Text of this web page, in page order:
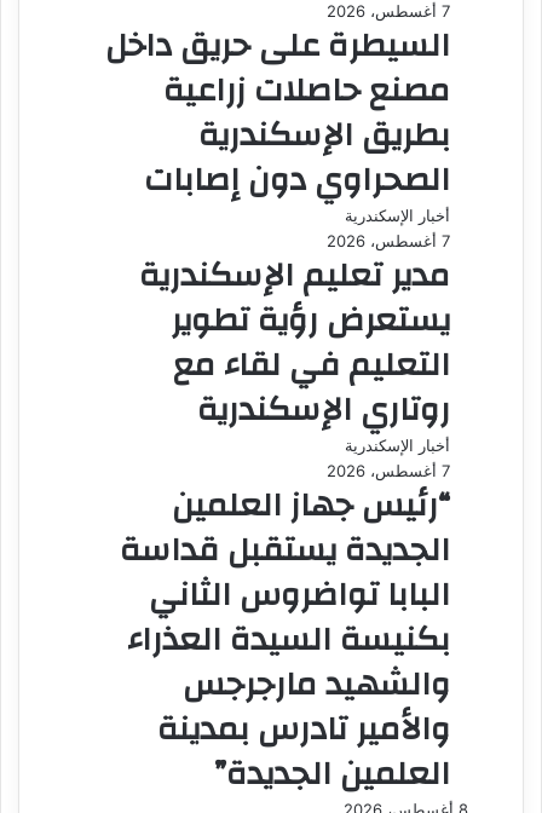
7 أغسطس، 2026
السيطرة على حريق داخل
مصنع حاصلات زراعية
بطريق الإسكندرية
الصحراوي دون إصابات
أخبار الإسكندرية
7 أغسطس، 2026
مدير تعليم الإسكندرية
يستعرض رؤية تطوير
التعليم في لقاء مع
روتاري الإسكندرية
أخبار الإسكندرية
7 أغسطس، 2026
“رئيس جهاز العلمين
الجديدة يستقبل قداسة
البابا تواضروس الثاني
بكنيسة السيدة العذراء
والشهيد مارجرجس
والأمير تادرس بمدينة
العلمين الجديدة”